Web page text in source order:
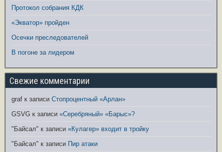
Протокол собрания КДК
«Экватор» пройден
Осечки преследователей
В погоне за лидером
Свежие комментарии
graf к записи Стопроцентный «Арлан»
GSVG к записи «Серебряный» «Барыс»?
"Байсал" к записи «Кулагер» входит в тройку
"Байсал" к записи Пир атаки